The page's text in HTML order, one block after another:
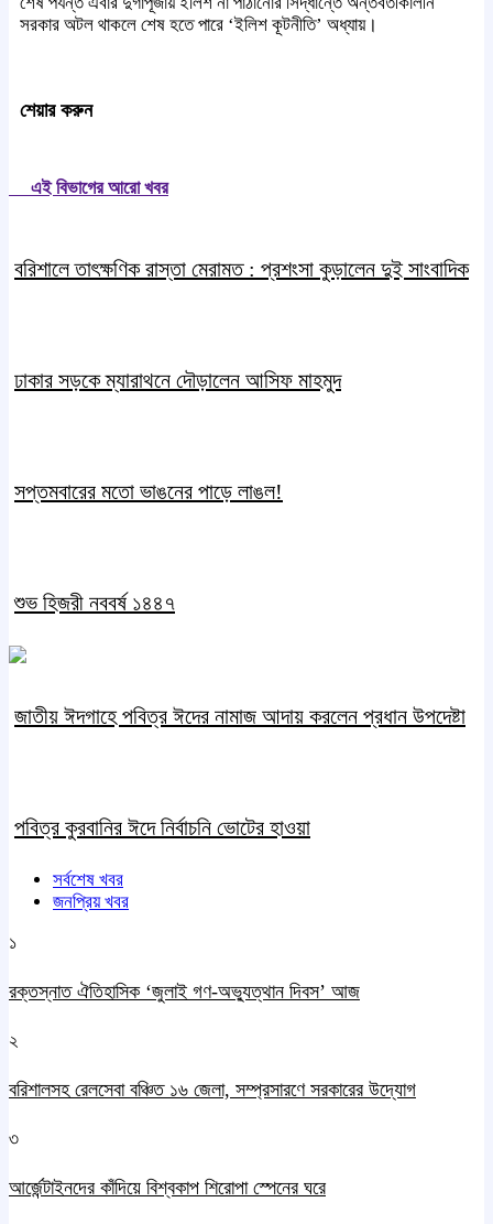
সরকার অটল থাকলে শেষ হতে পারে ‘ইলিশ কূটনীতি’ অধ্যায়।
শেয়ার করুন
এই বিভাগের আরো খবর
বরিশালে তাৎক্ষণিক রাস্তা মেরামত : প্রশংসা কুড়ালেন দুই সাংবাদিক
ঢাকার সড়কে ম্যারাথনে দৌড়ালেন আসিফ মাহমুদ
সপ্তমবারের মতো ভাঙনের পাড়ে লাঙল!
শুভ হিজরী নববর্ষ ১৪৪৭
জাতীয় ঈদগাহে পবিত্র ঈদের নামাজ আদায় করলেন প্রধান উপদেষ্টা
পবিত্র কুরবানির ঈদে নির্বাচনি ভোটের হাওয়া
সর্বশেষ খবর
জনপ্রিয় খবর
১
রক্তস্নাত ঐতিহাসিক ‌‘জুলাই গণ-অভ্যুত্থান দিবস’ আজ
২
বরিশালসহ রেলসেবা বঞ্চিত ১৬ জেলা, সম্প্রসারণে সরকারের উদ্যোগ
৩
আর্জেন্টাইনদের কাঁদিয়ে বিশ্বকাপ শিরোপা স্পেনের ঘরে